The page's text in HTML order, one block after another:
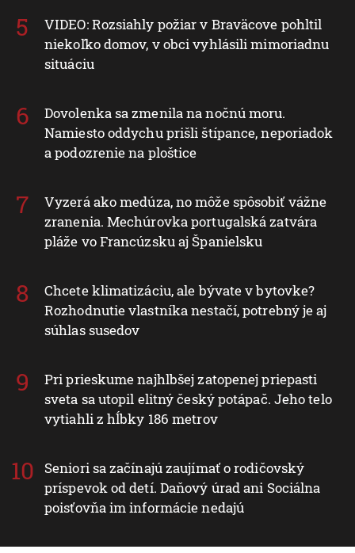
VIDEO: Rozsiahly požiar v Braväcove pohltil
niekoľko domov, v obci vyhlásili mimoriadnu
situáciu
Dovolenka sa zmenila na nočnú moru.
Namiesto oddychu prišli štípance, neporiadok
a podozrenie na ploštice
Vyzerá ako medúza, no môže spôsobiť vážne
zranenia. Mechúrovka portugalská zatvára
pláže vo Francúzsku aj Španielsku
Chcete klimatizáciu, ale bývate v bytovke?
Rozhodnutie vlastníka nestačí, potrebný je aj
súhlas susedov
Pri prieskume najhlbšej zatopenej priepasti
sveta sa utopil elitný český potápač. Jeho telo
vytiahli z hĺbky 186 metrov
Seniori sa začínajú zaujímať o rodičovský
príspevok od detí. Daňový úrad ani Sociálna
poisťovňa im informácie nedajú